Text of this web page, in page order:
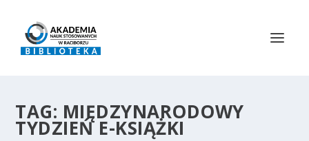
TAG: MIĘDZYNARODOWY
TYDZIEŃ E-KSIĄŻKI